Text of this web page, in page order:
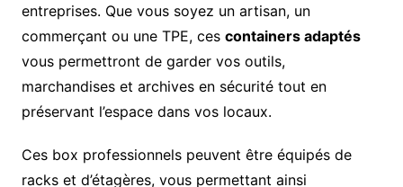
entreprises. Que vous soyez un artisan, un
commerçant ou une TPE, ces containers adaptés
vous permettront de garder vos outils,
marchandises et archives en sécurité tout en
préservant l’espace dans vos locaux.
Ces box professionnels peuvent être équipés de
racks et d’étagères, vous permettant ainsi